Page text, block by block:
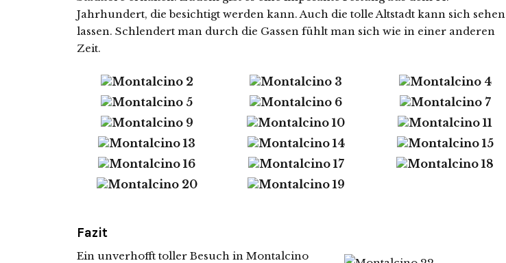
Jahrhundert, die besichtigt werden kann. Auch die tolle Altstadt kann sich sehen
lassen. Schlendert man durch die Gassen fühlt man sich wie in einer anderen
Zeit.
Fazit
Ein unverhofft toller Besuch in Montalcino